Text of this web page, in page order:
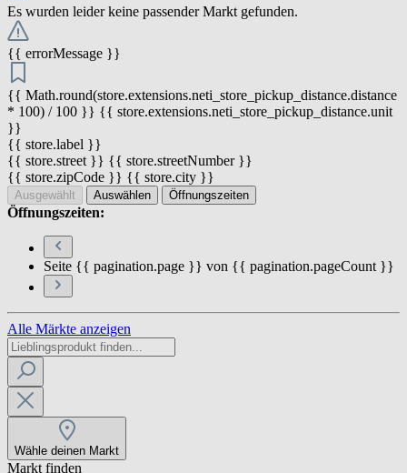
Es wurden leider keine passender Markt gefunden.
{{ errorMessage }}
{{ Math.round(store.extensions.neti_store_pickup_distance.distance
* 100) / 100 }} {{ store.extensions.neti_store_pickup_distance.unit
}}
{{ store.label }}
{{ store.street }} {{ store.streetNumber }}
{{ store.zipCode }} {{ store.city }}
Ausgewählt Auswählen Öffnungszeiten
Öffnungszeiten:
Seite {{ pagination.page }} von {{ pagination.pageCount }}
Alle Märkte anzeigen
Wähle deinen Markt
Markt finden